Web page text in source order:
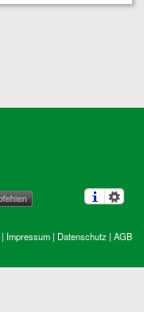
| Impressum | Datenschutz | AGB